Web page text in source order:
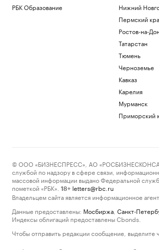
РБК Образование
Нижний
Пермский
Ростов-на-
Татарстан
Тюмень
Черноземье
Кавказ
Карелия
Мурманск
Приморский
© ООО «БИЗНЕСПРЕСС», АО
службой по надзору в сфере связи,
массовой информации выдано Федеральной
пометкой «РБК».
18+ letters@rbc.ru
Владельцем сайта является информационное
Данные предоставлены: Мосбиржа Санкт-
Индексы облигаций предоставлены Cbonds.
Чтобы отправить редакции сообщение, выделите